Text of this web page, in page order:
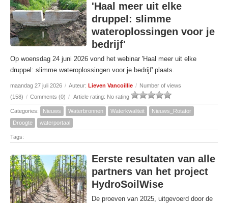
'Haal meer uit elke
druppel: slimme
wateroplossingen voor je
bedrijf'
Op woensdag 24 juni 2026 vond het webinar 'Haal meer uit elke
druppel: slimme wateroplossingen voor je bedrijf' plaats.
maandag 27 juli 2026 / Auteur: Lieven Vancoillie / Number of views
(158) / Comments (0) / Article rating: No rating
Categories: Nieuws Waterbronnen Waterkwaliteit
Nieuws_Rotator
Droogte
waterportaal
Tags:
Eerste resultaten van alle
partners van het project
HydroSoilWise
De proeven van 2025, uitgevoerd door de